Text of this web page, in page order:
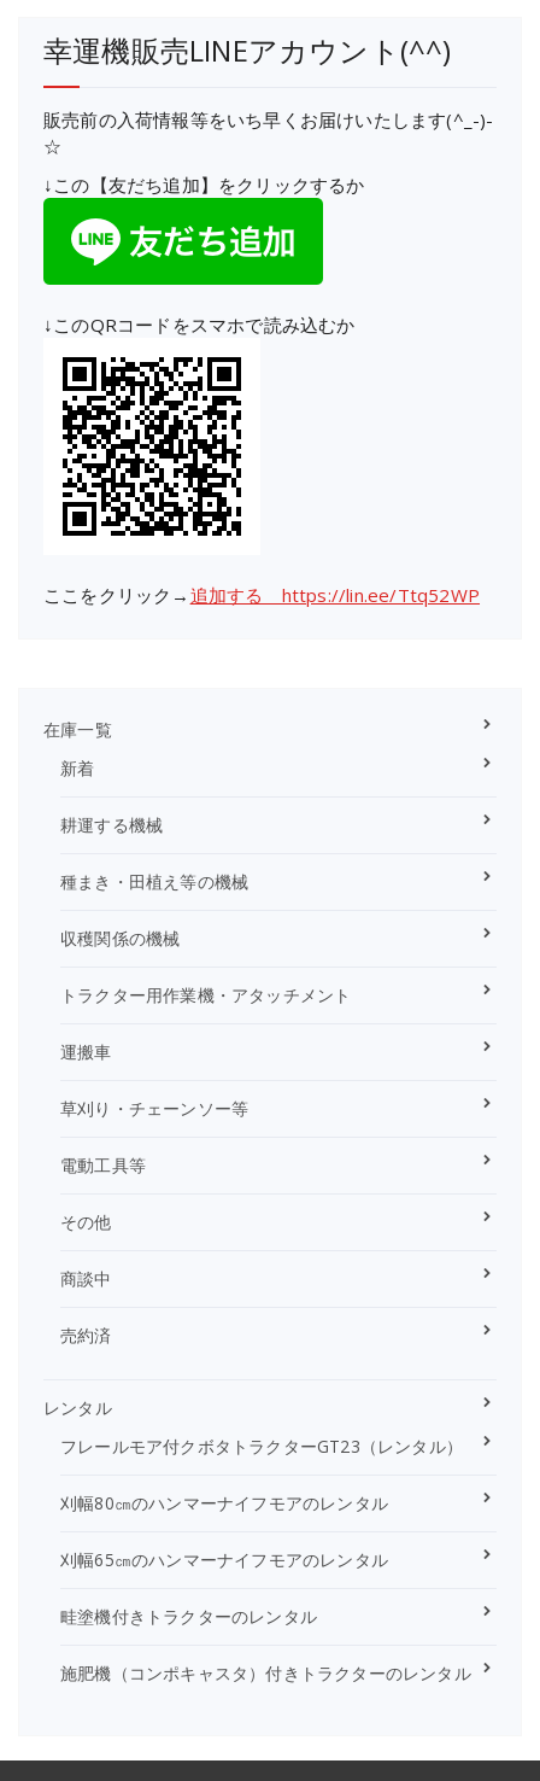
幸運機販売LINEアカウント(^^)
販売前の入荷情報等をいち早くお届けいたします(^_-)-
☆
↓この【友だち追加】をクリックするか
↓このQRコードをスマホで読み込むか
ここをクリック→ 追加する https://lin.ee/Ttq52WP
在庫一覧
新着
耕運する機械
種まき・田植え等の機械
収穫関係の機械
トラクター用作業機・アタッチメント
運搬車
草刈り・チェーンソー等
電動工具等
その他
商談中
売約済
レンタル
フレールモア付クボタトラクターGT23（レンタル）
刈幅80㎝のハンマーナイフモアのレンタル
刈幅65㎝のハンマーナイフモアのレンタル
畦塗機付きトラクターのレンタル
施肥機（コンポキャスタ）付きトラクターのレンタル